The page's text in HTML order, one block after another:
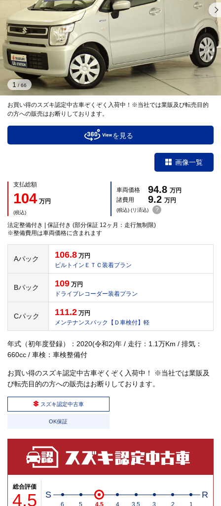
お買い得のスズキ認定中古車ぞくぞく入荷中！※当社では業販及び転売目的
の方への販売はお断りしております。
1 / 66
を見る
画像一覧
支払総額
104 万円
(税込)
車両価格 94.8 万円
諸費用
9.2 万円
(税込) (リ済込) ?
法定整備付き | 保証付き (部分保証 12ヶ月：走行無制限)
※整備費用は車両価格に含まれます
Aパック 106.8 万円
ビルトインＥＴＣ装着プラン
Bパック 109 万円
ドライブレコーダー装着プラン
Cパック 111.2 万円
メンテナンスパック【Ｄ車検付】軽
年式（初年度登録）：2020(令和2)年 / 走行：1.1万Km / 排気：
660cc / 車検：車検整備付
お買い得のスズキ認定中古車ぞくぞく入荷中！ ※当社では業販及
び転売目的の方への販売はお断りしております。
スズキ認定中古車
OK保証
総合評価
4.5 S R